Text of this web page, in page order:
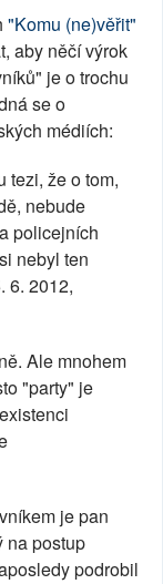
"Komu (ne)věřit"
aby něčí výrok
je o trochu
se o
médiích:
tezi, že o tom,
nebude
policejních
nebyl ten
6. 2012,
Ale mnohem
"party" je
je pan
na postup
podrobil